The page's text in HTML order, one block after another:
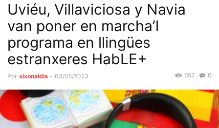
Uviéu, Villaviciosa y Navia
van poner en marcha’l
programa en llingües
estranxeres HabLE+
Por xixonaldia - 03/05/2023 0
652